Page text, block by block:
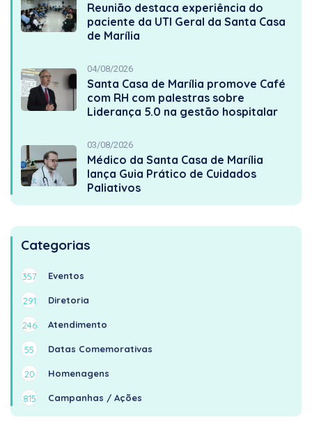
Reunião destaca experiência do
paciente da UTI Geral da Santa Casa
de Marília
04/08/2026
Santa Casa de Marília promove Café
com RH com palestras sobre
Liderança 5.0 na gestão hospitalar
03/08/2026
Médico da Santa Casa de Marília
lança Guia Prático de Cuidados
Paliativos
Categorias
357 Eventos
291 Diretoria
246 Atendimento
55 Datas Comemorativas
20 Homenagens
815 Campanhas / Ações